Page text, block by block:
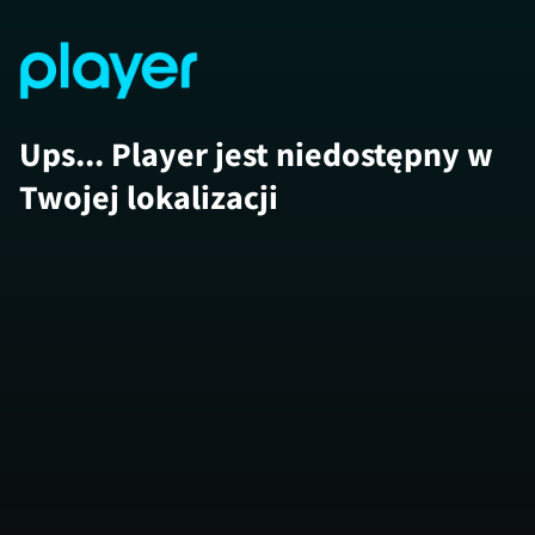
Ups... Player jest niedostępny w
Twojej lokalizacji